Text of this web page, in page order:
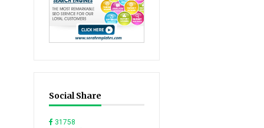
Social Share
31758